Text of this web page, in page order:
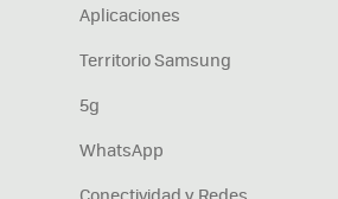
Aplicaciones
Territorio Samsung
5g
WhatsApp
Conectividad y Redes